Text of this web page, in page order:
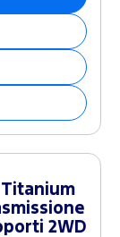
Titanium
2WD